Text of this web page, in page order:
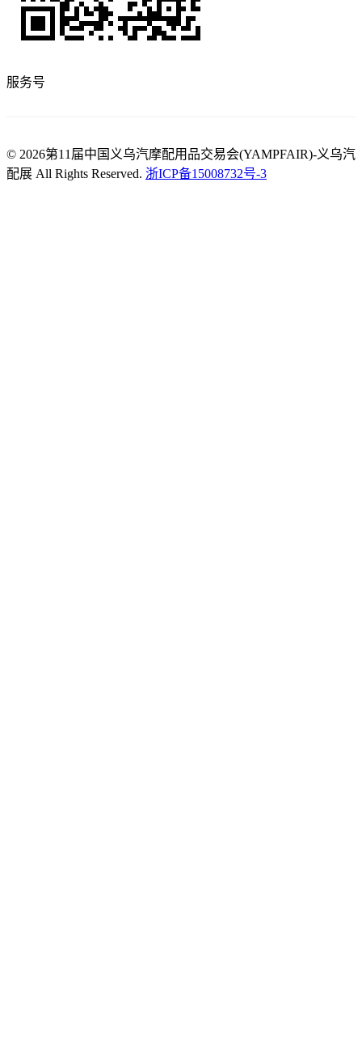
服务号
© 2026第11届中国义乌汽摩配用品交易会(YAMPFAIR)-义乌汽
配展 All Rights Reserved. 浙ICP备15008732号-3